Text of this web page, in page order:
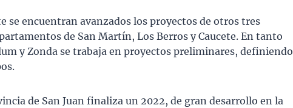
se encuentran avanzados los proyectos de otros tres
de San Martín, Los Berros y Caucete. En tanto
y Zonda se trabaja en proyectos preliminares, definiendo
de San Juan finaliza un 2022, de gran desarrollo en la